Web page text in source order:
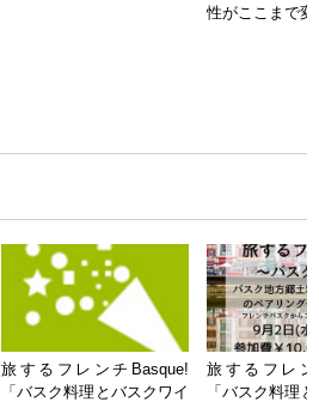
性がここまで
旅するフレンチBasque!
「バスク料理とバスクワイ
旅するフレン
「バスク料理